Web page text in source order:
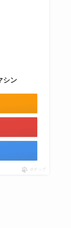
シン
ポチップ